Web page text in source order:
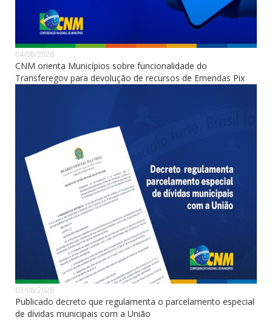
04/08/2026
CNM orienta Municípios sobre funcionalidade do
Transferegov para devolução de recursos de Emendas Pix
03/08/2026
Publicado decreto que regulamenta o parcelamento especial
de dívidas municipais com a União